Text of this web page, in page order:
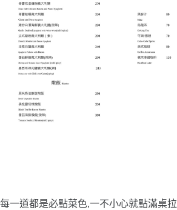
每一道都是必點菜色,一不小心就點滿桌拉